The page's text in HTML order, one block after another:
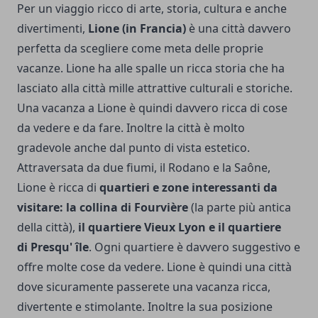
Per un viaggio ricco di arte, storia, cultura e anche
divertimenti, Lione (in Francia) è una città davvero
perfetta da scegliere come meta delle proprie
vacanze. Lione ha alle spalle un ricca storia che ha
lasciato alla città mille attrattive culturali e storiche.
Una vacanza a Lione è quindi davvero ricca di cose
da vedere e da fare. Inoltre la città è molto
gradevole anche dal punto di vista estetico.
Attraversata da due fiumi, il Rodano e la Saône,
Lione è ricca di quartieri e zone interessanti da
visitare: la collina di Fourvière(la parte più antica
della città), il quartiere Vieux Lyon e il quartiere
di Presqu' île. Ogni quartiere è davvero suggestivo e
offre molte cose da vedere. Lione è quindi una città
dove sicuramente passerete una vacanza ricca,
divertente e stimolante. Inoltre la sua posizione